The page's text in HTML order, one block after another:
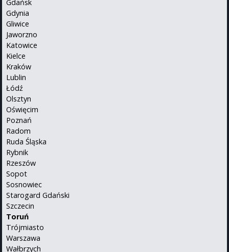
Gdańsk
Gdynia
Gliwice
Jaworzno
Katowice
Kielce
Kraków
Lublin
Łódź
Olsztyn
Oświęcim
Poznań
Radom
Ruda Śląska
Rybnik
Rzeszów
Sopot
Sosnowiec
Starogard Gdański
Szczecin
Toruń
Trójmiasto
Warszawa
Wałbrzych